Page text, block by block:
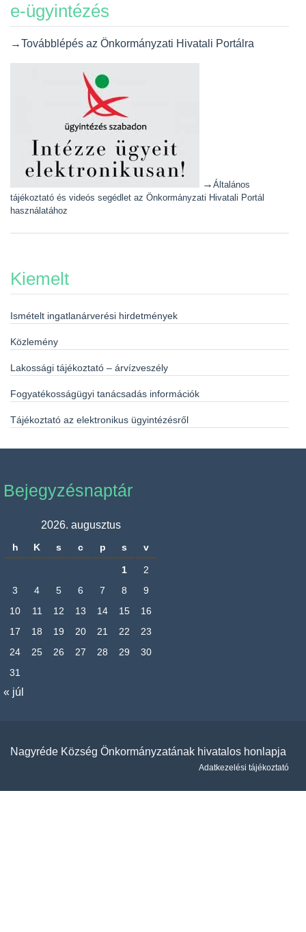
e-ügyintézés
→Továbblépés az Önkormányzati Hivatali Portálra
→ Általános
tájékoztató és videós segédlet az Önkormányzati Hivatali Portál
használatához
Kiemelt
Ismételt ingatlanárverési hirdetmények
Közlemény
Lakossági tájékoztató – árvízveszély
Fogyatékosságügyi tanácsadás információk
Tájékoztató az elektronikus ügyintézésről
Bejegyzésnaptár
2026. augusztus
h K s c p s v
1
2
3
4 5 6 7 8
9
10
11 12 13 14 15
16
17
18 19 20 21 22
23
24
25 26 27 28 29
30
31
« júl
Nagyréde Község Önkormányzatának hivatalos honlapja
Adatkezelési tájékoztató